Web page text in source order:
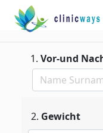
1. Vor-und
2. Gewicht